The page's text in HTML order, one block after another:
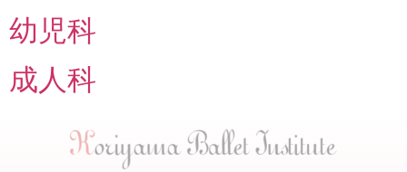
幼児科
成人科